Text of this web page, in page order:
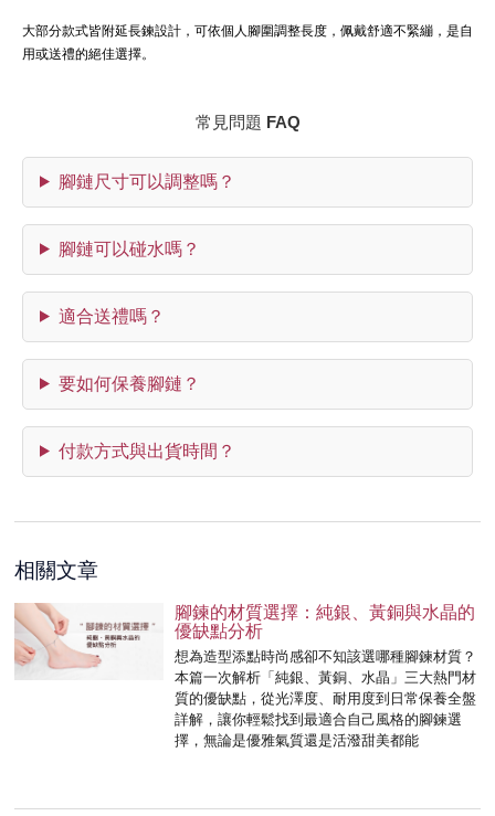
大部分款式皆附延長鍊設計，可依個人腳圍調整長度，佩戴舒適不緊繃，是自
用或送禮的絕佳選擇。
常見問題 FAQ
腳鏈尺寸可以調整嗎？
腳鏈可以碰水嗎？
適合送禮嗎？
要如何保養腳鏈？
付款方式與出貨時間？
相關文章
腳鍊的材質選擇：純銀、黃銅與水晶的
優缺點分析
想為造型添點時尚感卻不知該選哪種腳鍊材質？
本篇一次解析「純銀、黃銅、水晶」三大熱門材
質的優缺點，從光澤度、耐用度到日常保養全盤
詳解，讓你輕鬆找到最適合自己風格的腳鍊選
擇，無論是優雅氣質還是活潑甜美都能